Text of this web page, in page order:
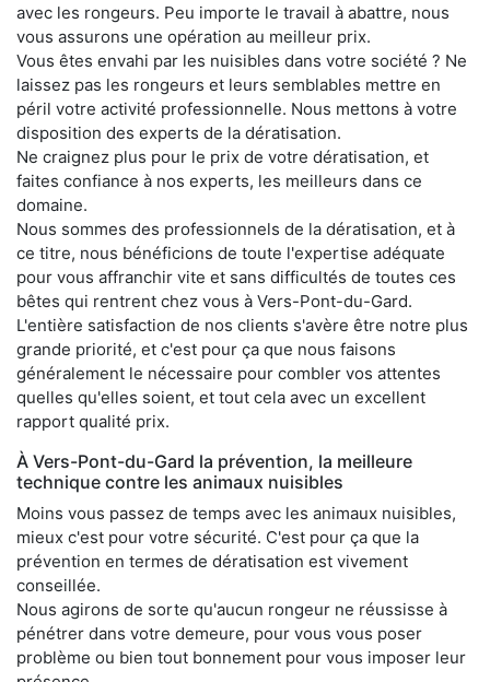
avec les rongeurs. Peu importe le travail à abattre, nous
vous assurons une opération au meilleur prix.
Vous êtes envahi par les nuisibles dans votre société ? Ne
laissez pas les rongeurs et leurs semblables mettre en
péril votre activité professionnelle. Nous mettons à votre
disposition des experts de la dératisation.
Ne craignez plus pour le prix de votre dératisation, et
faites confiance à nos experts, les meilleurs dans ce
domaine.
Nous sommes des professionnels de la dératisation, et à
ce titre, nous bénéficions de toute l'expertise adéquate
pour vous affranchir vite et sans difficultés de toutes ces
bêtes qui rentrent chez vous à Vers-Pont-du-Gard.
L'entière satisfaction de nos clients s'avère être notre plus
grande priorité, et c'est pour ça que nous faisons
généralement le nécessaire pour combler vos attentes
quelles qu'elles soient, et tout cela avec un excellent
rapport qualité prix.
À Vers-Pont-du-Gard la prévention, la meilleure
technique contre les animaux nuisibles
Moins vous passez de temps avec les animaux nuisibles,
mieux c'est pour votre sécurité. C'est pour ça que la
prévention en termes de dératisation est vivement
conseillée.
Nous agirons de sorte qu'aucun rongeur ne réussisse à
pénétrer dans votre demeure, pour vous vous poser
problème ou bien tout bonnement pour vous imposer leur